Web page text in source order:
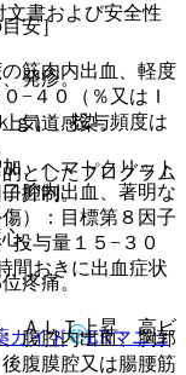
発疹。
気道感染。
、ヘマトクリット
抑制。
。
疼痛。
ＡＬＴ上昇、高ビ
安］
筋肉内出血、軽度
−４０（％又はＩ
ｇ）、投与頻度は
腔内出血、著明な
）：目標第８因子
投与量１５−３０
間おきに出血症状
腹腔内出血、胸郭
腹膜腔又は腸腰筋
書および安全性
としたプログラム
ガイド
ERマニュ